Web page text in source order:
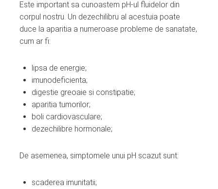
Este important sa cunoastem pH-ul fluidelor din
corpul nostru. Un dezechilibru al acestuia poate
duce la aparitia a numeroase probleme de sanatate,
cum ar fi:
lipsa de energie;
imunodeficienta;
digestie greoaie si constipatie;
aparitia tumorilor;
boli cardiovasculare;
dezechilibre hormonale;
De asemenea, simptomele unui pH scazut sunt:
scaderea imunitatii;